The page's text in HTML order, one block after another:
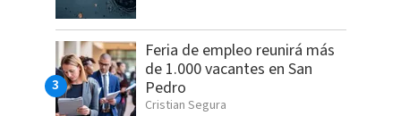
Feria de empleo reunirá más
de 1.000 vacantes en San
Pedro
Cristian Segura